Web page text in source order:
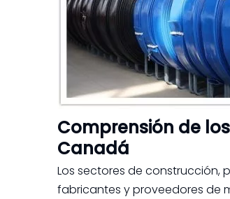
Comprensión de
Canadá
Los sectores de construcción,
fabricantes y proveedores de